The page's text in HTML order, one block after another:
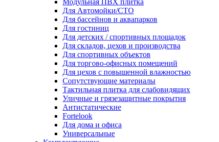
Для Автомойки/СТО
Для бассейнов и аквапарков
Для гостиниц
Для детских / спортивных площадок
Для складов, цехов и производства
Для спортивных объектов
Для торгово-офисных помещений
Для цехов с повышенной влажностью
Сопутствующие материалы
Тактильная плитка для слабовидящих
Уличные и грязезащитные покрытия
Антистатические
Fortelook
Для дома и офиса
Универсальные